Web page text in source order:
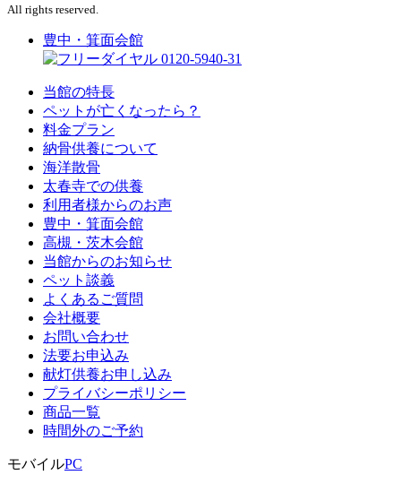
All rights reserved.
豊中・箕面会館
0120-5940-31
当館の特長
ペットが亡くなったら？
料金プラン
納骨供養について
海洋散骨
太春寺での供養
利用者様からのお声
豊中・箕面会館
高槻・茨木会館
当館からのお知らせ
ペット談義
よくあるご質問
会社概要
お問い合わせ
法要お申込み
献灯供養お申し込み
プライバシーポリシー
商品一覧
時間外のご予約
モバイルPC